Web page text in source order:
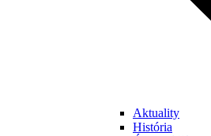
Aktuality
História